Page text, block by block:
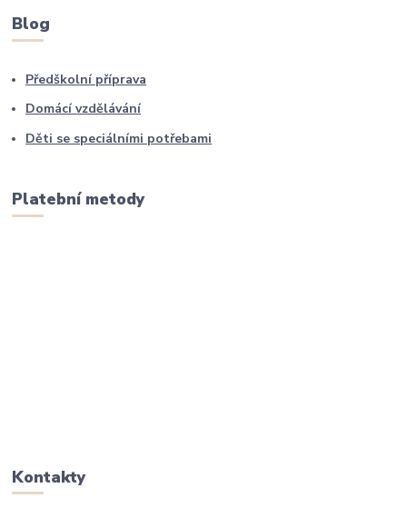
Blog
Předškolní příprava
Domácí vzdělávání
Děti se speciálními potřebami
Platební metody
Kontakty